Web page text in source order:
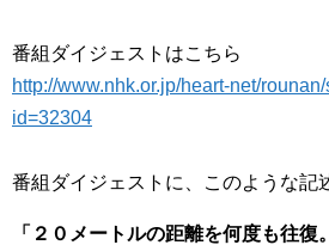
番組ダイジェストはこちら
http://www.nhk.or.jp/heart-net/
id=32304
番組ダイジェストに 、このような記
「２０メートルの距離を何度も往